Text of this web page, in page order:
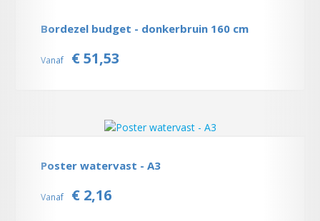
Bordezel budget - donkerbruin 160 cm
Vanaf € 51,53
Poster watervast - A3
Vanaf € 2,16